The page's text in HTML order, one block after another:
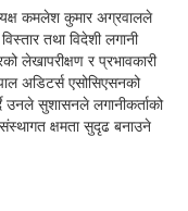
कमलेश कुमार अग्रवालले
तथा विदेशी लगानी
लेखापरीक्षण र प्रभावकारी
अडिटर्स एसोसिएसनको
उनले सुशासनले लगानीकर्ताको
क्षमता सुदृढ बनाउने